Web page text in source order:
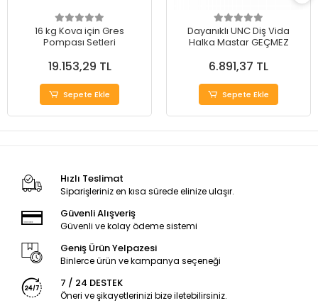
16 kg Kova için Gres
Pompası Setleri
19.153,29 TL
Sepete Ekle
Dayanıklı UNC Diş Vida
Halka Mastar GEÇMEZ
6.891,37 TL
Sepete Ekle
Hızlı Teslimat
Siparişleriniz en kısa sürede elinize ulaşır.
Güvenli Alışveriş
Güvenli ve kolay ödeme sistemi
Geniş Ürün Yelpazesi
Binlerce ürün ve kampanya seçeneği
7 / 24 DESTEK
Öneri ve şikayetlerinizi bize iletebilirsiniz.